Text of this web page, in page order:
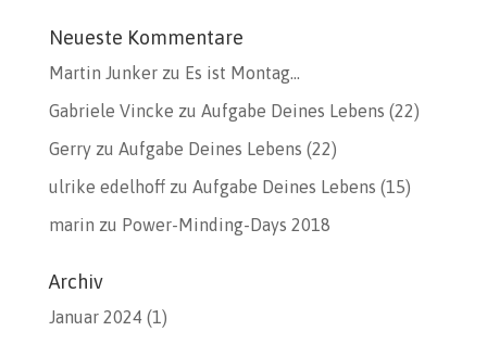
Neueste Kommentare
Martin Junkerzu Es ist Montag…
Gabriele Vincke zu Aufgabe Deines Lebens (22)
Gerryzu Aufgabe Deines Lebens (22)
ulrike edelhoffzu Aufgabe Deines Lebens (15)
marin zu Power-Minding-Days 2018
Archiv
Januar 2024(1)